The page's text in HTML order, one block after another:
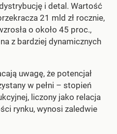
i detal. Wartość
21 mld zł rocznie,
o około 45 proc.,
z bardziej dynamicznych
uwagę, że potencjał
w pełni – stopień
liczony jako relacja
rynku, wynosi zaledwie